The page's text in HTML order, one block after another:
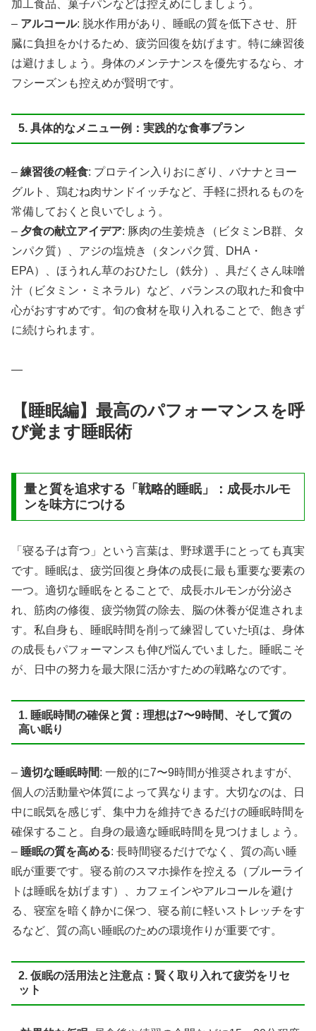
加工食品、菓子パンなどは控えめにしましょう。
– アルコール: 脱水作用があり、睡眠の質を低下させ、肝
臓に負担をかけるため、疲労回復を妨げます。特に練習後
は避けましょう。身体のメンテナンスを優先するなら、オ
フシーズンも控えめが賢明です。
5. 具体的なメニュー例：実践的な食事プラン
– 練習後の軽食: プロテイン入りおにぎり、バナナとヨー
グルト、鶏むね肉サンドイッチなど、手軽に摂れるものを
常備しておくと良いでしょう。
– 夕食の献立アイデア: 豚肉の生姜焼き（ビタミンB群、タ
ンパク質）、アジの塩焼き（タンパク質、DHA・
EPA）、ほうれん草のおひたし（鉄分）、具だくさん味噌
汁（ビタミン・ミネラル）など、バランスの取れた和食中
心がおすすめです。旬の食材を取り入れることで、飽きず
に続けられます。
—
【睡眠編】最高のパフォーマンスを呼
び覚ます睡眠術
量と質を追求する「戦略的睡眠」：成長ホルモ
ンを味方につける
「寝る子は育つ」という言葉は、野球選手にとっても真実
です。睡眠は、疲労回復と身体の成長に最も重要な要素の
一つ。適切な睡眠をとることで、成長ホルモンが分泌さ
れ、筋肉の修復、疲労物質の除去、脳の休養が促進されま
す。私自身も、睡眠時間を削って練習していた頃は、身体
の成長もパフォーマンスも伸び悩んでいました。睡眠こそ
が、日中の努力を最大限に活かすための戦略なのです。
1. 睡眠時間の確保と質：理想は7〜9時間、そして質の
高い眠り
– 適切な睡眠時間: 一般的に7〜9時間が推奨されますが、
個人の活動量や体質によって異なります。大切なのは、日
中に眠気を感じず、集中力を維持できるだけの睡眠時間を
確保すること。自身の最適な睡眠時間を見つけましょう。
– 睡眠の質を高める: 長時間寝るだけでなく、質の高い睡
眠が重要です。寝る前のスマホ操作を控える（ブルーライ
トは睡眠を妨げます）、カフェインやアルコールを避け
る、寝室を暗く静かに保つ、寝る前に軽いストレッチをす
るなど、質の高い睡眠のための環境作りが重要です。
2. 仮眠の活用法と注意点：賢く取り入れて疲労をリセ
ット